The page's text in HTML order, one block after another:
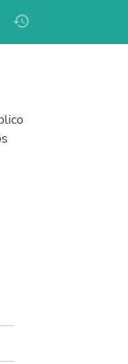
history